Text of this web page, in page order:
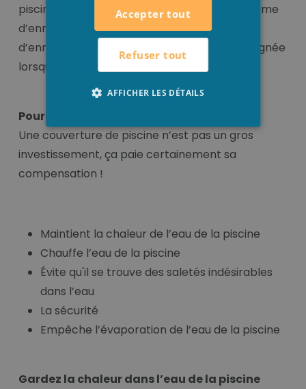
piscine, le meilleur choix est d’utiliser un système
d’enrouleur. Avec l’aide d’un système
d’enroulement, la couverture est toujours soignée
lorsque vous profitez de la piscine !
Pourquoi couvrir votre piscine ?
Une couverture de piscine n’est pas un gros
investissement, ça paie certainement sa
compensation !
Maintient la chaleur de l’eau de la piscine
Chauffe l’eau de la piscine
Évite qu'il se trouve des saletés indésirables
dans l’eau
La sécurité
Empêche l’évaporation de l’eau de la piscine
Gardez la chaleur dans l’eau de la piscine
Accepter tout
Refuser tout
AFFICHER LES DÉTAILS